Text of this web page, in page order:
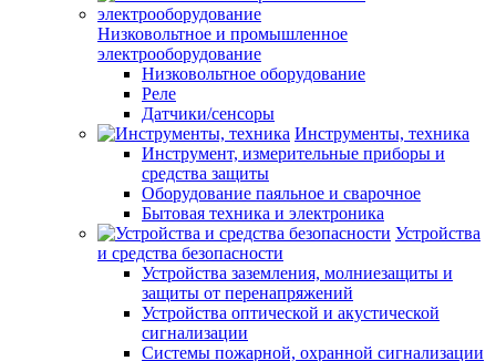
Низковольтное и промышленное
электрооборудование
Низковольтное оборудование
Реле
Датчики/сенсоры
Инструменты, техника
Инструмент, измерительные приборы и
средства защиты
Оборудование паяльное и сварочное
Бытовая техника и электроника
Устройства
и средства безопасности
Устройства заземления, молниезащиты и
защиты от перенапряжений
Устройства оптической и акустической
сигнализации
Системы пожарной, охранной сигнализации